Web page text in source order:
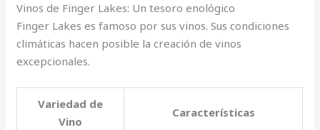
Vinos de Finger Lakes: Un tesoro enológico
Finger Lakes es famoso por sus vinos. Sus condiciones
climáticas hacen posible la creación de vinos
excepcionales.
Variedad de
Vino
Características